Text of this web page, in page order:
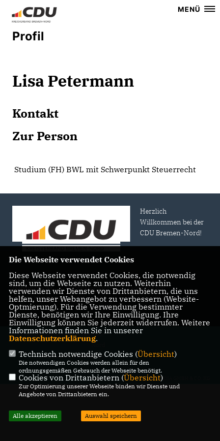
MENÜ
Profil
Lisa Petermann
Kontakt
Zur Person
Studium (FH) BWL mit Schwerpunkt Steuerrecht
Herzlich
Willkommen bei der
CDU Bremen-Nord!
IMPRESSUM DATENSCHUTZ
KONTAKT
MITGLIEDERBEREICH
@2026 CDU Kreisverband Bremen-
Nord
Alle Rechte vorbehalten.
REALISATION: SHARKNESS MEDIA GMBH & CO. KG
Die Webseite verwendet Cookies
Diese Webseite verwendet Cookies, die notwendig
sind, um die Webseite zu nutzen. Weiterhin
verwenden wir Dienste von Drittanbietern, die uns
helfen, unser Webangebot zu verbessern (Website-
Optmierung). Für die Verwendung bestimmter
Dienste, benötigen wir Ihre Einwilligung. Ihre
Einwilligung können Sie jederzeit widerrufen. Weitere
Informationen finden Sie in unserer
Datenschutzerklärung.
Technisch notwendige Cookies (Übersicht)
Die notwendigen Cookies werden allein für den
ordnungsgemäßen Gebrauch der Webseite benötigt.
Cookies von Drittanbietern (Übersicht)
Zur Optimierung unserer Webseite binden wir Dienste und
Angebote von Drittanbietern ein.
Alle akzeptieren Auswahl speichern